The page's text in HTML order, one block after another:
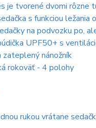
je tvorené dvomi rôzne
s funkciou ležania
na podvozku po,
UPF50+ s
zateplený nánožník
rokoväť - 4 polohy
rukou vrátane